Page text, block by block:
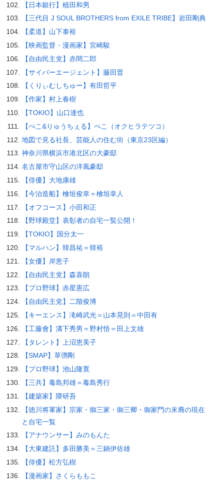
【日本銀行】植田和男
【三代目 J SOUL BROTHERS from EXILE TRIBE】岩田剛典
【柔道】山下泰裕
【映画監督・漫画家】宮崎駿
【自由民主党】赤間二郎
【サイバーエージェント】藤田晋
【くりぃむしちゅー】有田哲平
【作家】村上春樹
【TOKIO】山口達也
【ぺこ&りゅうちぇる】ぺこ（オクヒラテツコ）
地図で見る社長、芸能人の住む街（東京23区編）
神奈川県横浜市港北区の大豪邸
名古屋市守山区の洋風豪邸
【俳優】大地康雄
【今治造船】檜垣俊幸＝檜垣幸人
【オフコース】小田和正
【野球殿堂】表彰者の自宅一覧公開！
【TOKIO】国分太一
【マルハン】韓昌祐＝韓裕
【女優】岸恵子
【自由民主党】森喜朗
【プロ野球】赤星憲広
【自由民主党】二階俊博
【キーエンス】滝崎武光＝山本晃則＝中田有
【工藤會】溝下秀男＝野村悟＝田上文雄
【タレント】上沼恵美子
【SMAP】草彅剛
【プロ野球】池山隆寛
【三共】毒島邦雄＝毒島秀行
【建築家】隈研吾
【徳川将軍家】宗家・御三家・御三卿・御家門の末裔の現在
と自宅一覧
【アナウンサー】みのもんた
【大東建託】多田勝美＝三鍋伊佐雄
【俳優】松方弘樹
【漫画家】さくらももこ